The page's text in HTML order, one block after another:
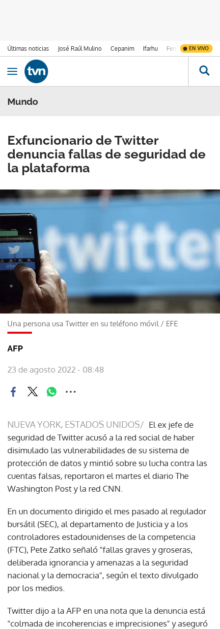
Últimas noticias José Raúl Mulino Cepanim Ifarhu Fenómeno de El
EN VIVO
Ir al contenido
Obrir navegació
Mundo
Exfuncionario de Twitter
denuncia fallas de seguridad de
la plataforma
Una persona usa Twitter en su teléfono móvil / EFE
AFP
23 de agosto 2022 - 08:48
NUEVA YORK, ESTADOS UNIDOS/ El ex jefe de
seguridad de Twitter acusó a la red social de haber
disimulado las vulnerabilidades de su sistema de
protección de datos y mintió sobre su lucha contra las
cuentas falsas, reportaron el martes el diario The
Washington Post y la red CNN.
En un documento dirigido el mes pasado al regulador
bursátil (SEC), al departamento de Justicia y a los
controladores estadounidenses de la competencia
(FTC), Pete Zatko señaló "fallas graves y groseras,
deliberada ignorancia y amenazas a la seguridad
nacional y la democracia", según el texto divulgado
por los medios.
Twitter dijo a la AFP en una nota que la denuncia está
"colmada de incoherencias e imprecisiones" y aseguró